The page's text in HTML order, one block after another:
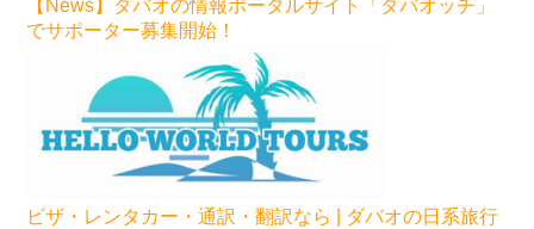
【News】ダバオの情報ポータルサイト「ダバオッチ」
でサポーター募集開始！
ビザ・レンタカー・通訳・翻訳なら | ダバオの日系旅行